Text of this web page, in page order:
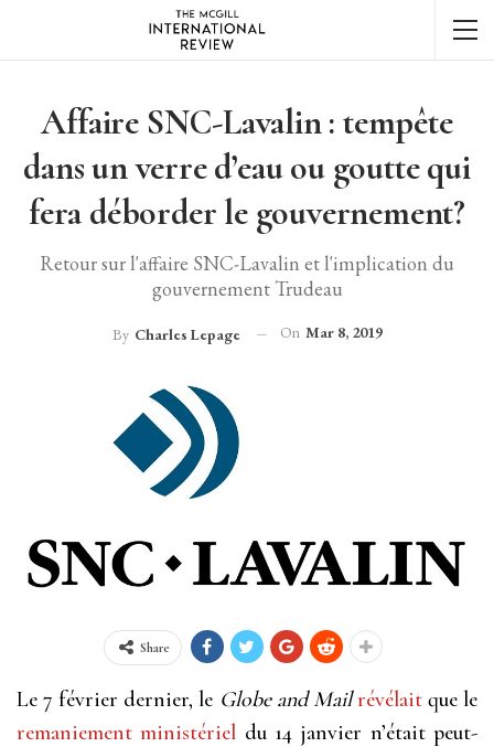
Affaire SNC-Lavalin : tempête
dans un verre d’eau ou goutte qui
fera déborder le gouvernement?
Retour sur l'affaire SNC-Lavalin et l'implication du
gouvernement Trudeau
By Charles Lepage On Mar 8, 2019
Share
Le 7 février dernier, le Globe and Mailrévélaitque le
remaniement ministériel du 14 janvier n’était peut-